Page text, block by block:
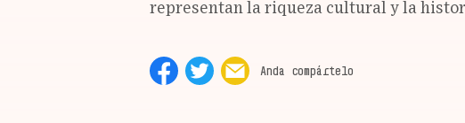
representan la riqueza cultural y la